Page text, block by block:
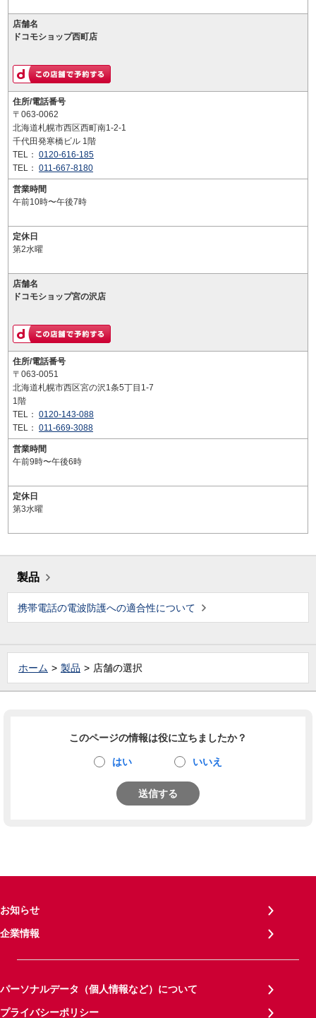
店舗名
ドコモショップ西町店
住所/電話番号
〒063-0062
北海道札幌市西区西町南1-2-1
千代田発寒橋ビル 1階
TEL： 0120-616-185
TEL： 011-667-8180
営業時間
午前10時〜午後7時
定休日
第2水曜
店舗名
ドコモショップ宮の沢店
住所/電話番号
〒063-0051
北海道札幌市西区宮の沢1条5丁目1-7
1階
TEL： 0120-143-088
TEL： 011-669-3088
営業時間
午前9時〜午後6時
定休日
第3水曜
製品
携帯電話の電波防護への適合性について
ホーム 製品 店舗の選択
このページの情報は役に立ちましたか？
はい いいえ
送信する
お知らせ
企業情報
パーソナルデータ（個人情報など）について
プライバシーポリシー